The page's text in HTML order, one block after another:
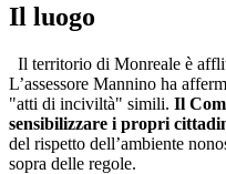
Il luogo
Il territorio di Monreale è
L’assessore Mannino ha
"atti di inciviltà" simili. Il
sensibilizzare i propri
del rispetto dell’ambiente
sopra delle regole.